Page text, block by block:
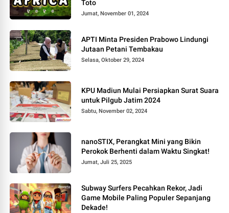
Toto
Jumat, November 01, 2024
APTI Minta Presiden Prabowo Lindungi
Jutaan Petani Tembakau
Selasa, Oktober 29, 2024
KPU Madiun Mulai Persiapkan Surat Suara
untuk Pilgub Jatim 2024
Sabtu, November 02, 2024
nanoSTIX, Perangkat Mini yang Bikin
Perokok Berhenti dalam Waktu Singkat!
Jumat, Juli 25, 2025
Subway Surfers Pecahkan Rekor, Jadi
Game Mobile Paling Populer Sepanjang
Dekade!